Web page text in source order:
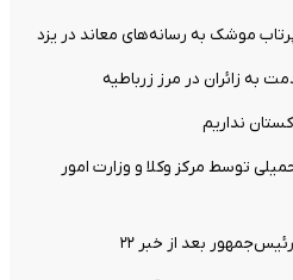
موشک به رسانه‌های معاند در یزد
به زائران در مرز زرباطیه
نداریم
توسط مرکز وکلا و وزارت امور
بعد از خبر ۲۲